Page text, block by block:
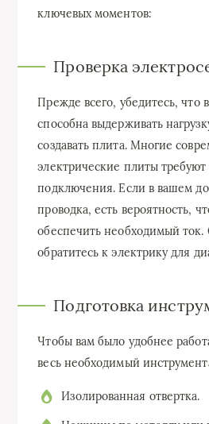
ключевых моментов:
Проверка
Прежде всего, убедитесь, что
способна выдерживать
создавать плита. Многие
электрические плиты требуют
подключения. Если в вашем
проводка, есть вероятность,
обеспечить необходимый ток.
обратитесь к электрику для
Подготовка
Чтобы вам было удобнее
весь необходимый
Изолированная отвертка.